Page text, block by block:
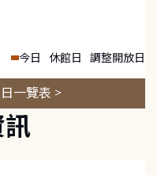
今日 休館日 調整開放日
一覽表 >